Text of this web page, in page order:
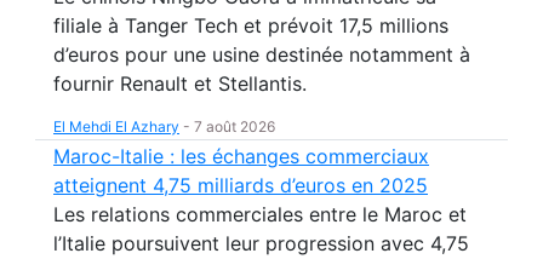
filiale à Tanger Tech et prévoit 17,5 millions
d’euros pour une usine destinée notamment à
fournir Renault et Stellantis.
El Mehdi El Azhary - 7 août 2026
Maroc-Italie : les échanges commerciaux
atteignent 4,75 milliards d’euros en 2025
Les relations commerciales entre le Maroc et
l’Italie poursuivent leur progression avec 4,75